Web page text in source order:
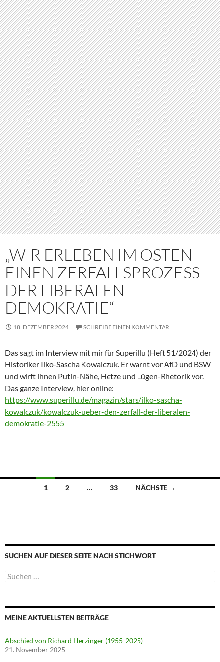
„WIR ERLEBEN IM OSTEN
EINEN ZERFALLSPROZESS
DER LIBERALEN
DEMOKRATIE“
18. DEZEMBER 2024 SCHREIBE EINEN KOMMENTAR
Das sagt im Interview mit mir für Superillu (Heft 51/2024) der
Historiker Ilko-Sascha Kowalczuk. Er warnt vor AfD und BSW
und wirft ihnen Putin-Nähe, Hetze und Lügen-Rhetorik vor.
Das ganze Interview, hier online:
https://www.superillu.de/magazin/stars/ilko-sascha-
kowalczuk/kowalczuk-ueber-den-zerfall-der-liberalen-
demokratie-2555
Beitragsnavigation
1 2 … 33 NÄCHSTE →
SUCHEN AUF DIESER SEITE NACH STICHWORT
Suche
nach:
MEINE AKTUELLSTEN BEITRÄGE
Abschied von Richard Herzinger (1955-2025)
21. November 2025